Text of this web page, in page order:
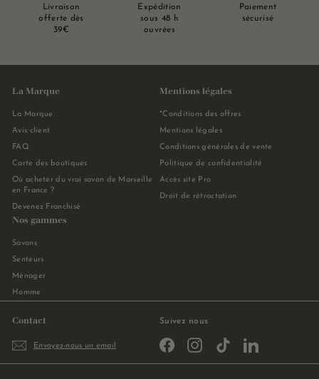
Livraison
offerte dès
39€
Expédition
sous 48 h
ouvrées
Paiement
sécurisé
La Marque
La Marque
Avis client
FAQ
Carte des boutiques
Où acheter du vrai savon de Marseille
en France ?
Devenez Franchisé
Mentions légales
*Conditions des offres
Mentions légales
Conditions générales de vente
Politique de confidentialité
Accès site Pro
Droit de rétractation
Nos gammes
Savons
Senteurs
Ménager
Homme
Contact
Envoyez-nous un email
Suivez nous
FacebookInstagramTikTok LinkedIn